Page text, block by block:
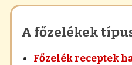
A főzelékek
Főzelék receptek